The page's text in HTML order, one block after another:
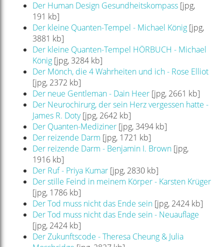
Der Human Design Gesundheitskompass[jpg,
191 kb]
Der kleine Quanten-Tempel - Michael König[jpg,
3881 kb]
Der kleine Quanten-Tempel HÖRBUCH - Michael
König[jpg, 3284 kb]
Der Mönch, die 4 Wahrheiten und ich - Rose Elliot
[jpg, 2372 kb]
Der neue Gentleman - Dain Heer[jpg, 2661 kb]
Der Neurochirurg, der sein Herz vergessen hatte -
James R. Doty[jpg, 2642 kb]
Der Quanten-Mediziner[jpg, 3494 kb]
Der reizende Darm [jpg, 1721 kb]
Der reizende Darm - Benjamin I. Brown[jpg,
1916 kb]
Der Ruf - Priya Kumar[jpg, 2830 kb]
Der stille Feind in meinem Körper - Karsten Krüger
[jpg, 1786 kb]
Der Tod muss nicht das Ende sein[jpg, 2424 kb]
Der Tod muss nicht das Ende sein - Neuauflage
[jpg, 2424 kb]
Der Zukunftscode - Theresa Cheung & Julia